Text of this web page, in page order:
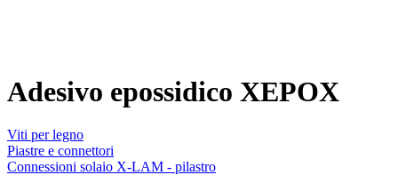
Adesivo epossidico XEPOX
Viti per legno
Piastre e connettori
Connessioni solaio X-LAM - pilastro